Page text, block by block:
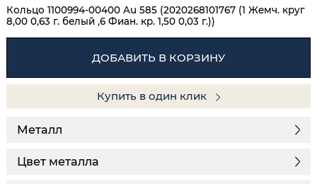
Кольцо 1100994-00400 Au 585 (2020268101767 (1 Жемч. круг
8,00 0,63 г. белый ,6 Фиан. кр. 1,50 0,03 г.))
ДОБАВИТЬ В КОРЗИНУ
Купить в один клик
Металл
Цвет металла